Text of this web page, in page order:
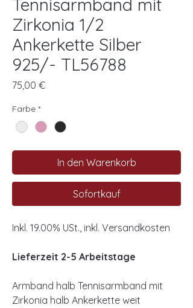
Tennisarmband mit
Zirkonia 1/2
Ankerkette Silber
925/- TL56788
75,00 €Preis
Farbe *
In den Warenkorb
Sofortkauf
Inkl. 19.00% USt., inkl. Versandkosten
Lieferzeit 2-5 Arbeitstage
Armband halb Tennisarmband mit
Zirkonia halb Ankerkette weit